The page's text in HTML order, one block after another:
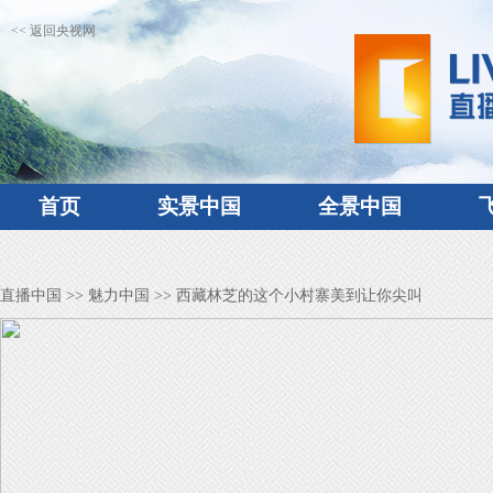
<< 返回央视网
首页 实景中国 全景中国
直播中国 >> 魅力中国 >> 西藏林芝的这个小村寨美到让你尖叫